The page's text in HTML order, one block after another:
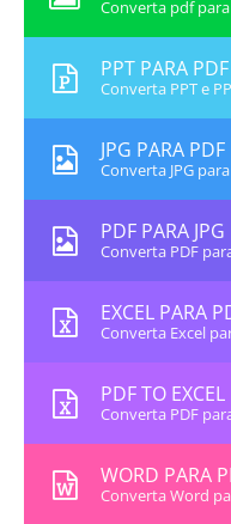
Converta pdf
PPT PARA PDF
Converta PPT e
JPG PARA PDF
Converta JPG
PDF PARA JPG
Converta PDF
EXCEL PARA
Converta Excel
PDF TO EXCEL
Converta PDF
WORD PARA
Converta Word